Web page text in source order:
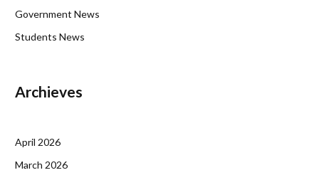
Government News
Students News
Archieves
April 2026
March 2026